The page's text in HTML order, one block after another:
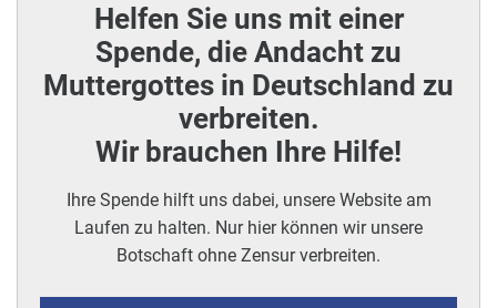
Helfen Sie uns mit einer
Spende, die Andacht zu
Muttergottes in Deutschland zu
verbreiten.
Wir brauchen Ihre Hilfe!
Ihre Spende hilft uns dabei, unsere Website am
Laufen zu halten. Nur hier können wir unsere
Botschaft ohne Zensur verbreiten.